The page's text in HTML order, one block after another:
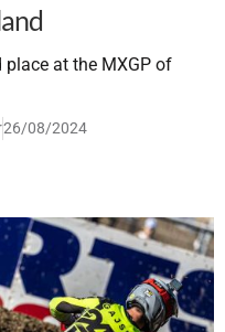
at the MXGP of
26/08/2024